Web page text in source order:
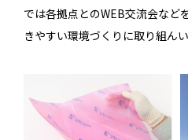
では各拠点とのWEB交流会など
きやすい環境づくりに取り組んい